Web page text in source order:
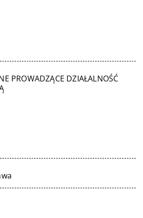
PROWADZĄCE DZIAŁALNOŚĆ